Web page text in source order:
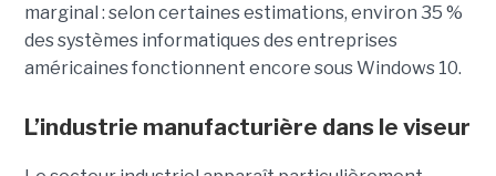
marginal : selon certaines estimations, environ 35 %
des systèmes informatiques des entreprises
américaines fonctionnent encore sous Windows 10.
L’industrie manufacturière dans le viseur